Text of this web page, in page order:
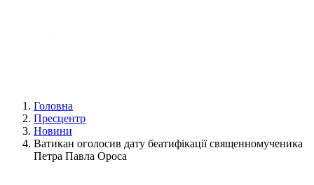
Головна
Пресцентр
Новини
Ватикан оголосив дату беатифікації священномученика
Петра Павла Ороса